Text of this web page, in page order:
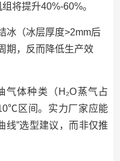
将提升40%-60%。
冰（冰层厚度>2mm后
期，反而降低生产效
气体种类（H₂O蒸气占
区间。实力厂家应能
线”选型建议，而非仅推